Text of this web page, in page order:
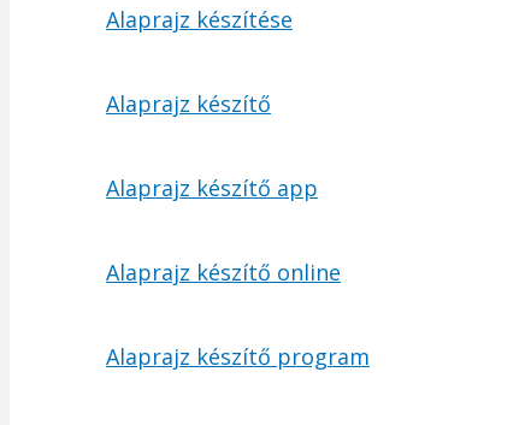
Alaprajz készítése
Alaprajz készítő
Alaprajz készítő app
Alaprajz készítő online
Alaprajz készítő program